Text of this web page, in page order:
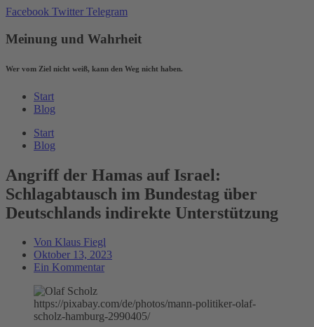
Zum
wechseln
Facebook Twitter Telegram
Meinung und Wahrheit
Wer vom Ziel nicht weiß, kann den Weg nicht haben.
Start
Blog
Start
Blog
Angriff der Hamas auf Israel:
Schlagabtausch im Bundestag über
Deutschlands indirekte Unterstützung
Von Klaus Fiegl
Oktober 13, 2023
Ein Kommentar
https://pixabay.com/de/photos/mann-politiker-olaf-
scholz-hamburg-2990405/